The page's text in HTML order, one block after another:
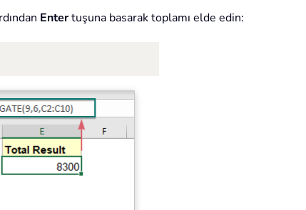
Entertuşuna basarak toplamı elde edin: